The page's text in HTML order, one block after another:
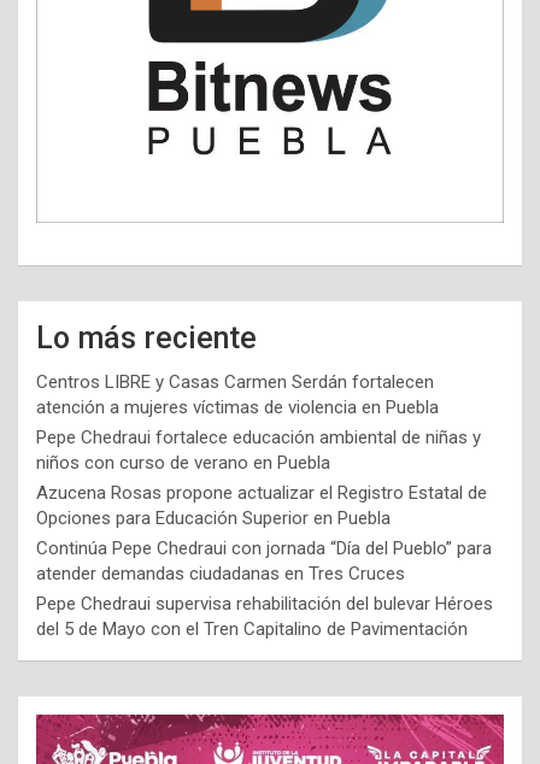
Lo más reciente
Centros LIBRE y Casas Carmen Serdán fortalecen
atención a mujeres víctimas de violencia en Puebla
Pepe Chedraui fortalece educación ambiental de niñas y
niños con curso de verano en Puebla
Azucena Rosas propone actualizar el Registro Estatal de
Opciones para Educación Superior en Puebla
Continúa Pepe Chedraui con jornada “Día del Pueblo” para
atender demandas ciudadanas en Tres Cruces
Pepe Chedraui supervisa rehabilitación del bulevar Héroes
del 5 de Mayo con el Tren Capitalino de Pavimentación